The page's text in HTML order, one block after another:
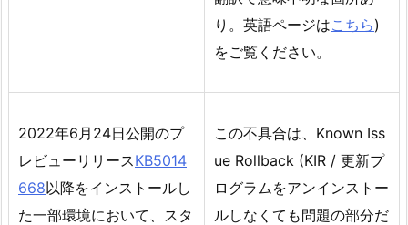
り。英語ページはこちら)
をご覧ください。
2022年6月24日公開のプ
レビューリリースKB5014
668以降をインストールし
た一部環境において、スタ
この不具合は、Known Iss
ue Rollback (KIR / 更新プ
ログラムをアンインストー
ルしなくても問題の部分だ